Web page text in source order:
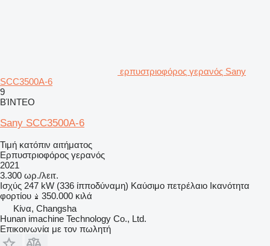
ερπυστριοφόρος γερανός Sany
SCC3500A-6
9
ΒΊΝΤΕΟ
Sany SCC3500A-6
Τιμή κατόπιν αιτήματος
Ερπυστριοφόρος γερανός
2021
3.300 ωρ./λειτ.
Ισχύς 247 kW (336 ίπποδύναμη) Καύσιμο πετρέλαιο Ικανότητα
φορτίου
350.000 κιλά
Κίνα, Changsha
Hunan imachine Technology Co., Ltd.
Επικοινωνία με τον πωλητή